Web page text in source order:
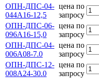
ОПН-ДПС-04-
044А16-12,5
цена по
запросу
ОПН-ДПС-06-
096А16-15,0
цена по
запросу
ОПН-ДПС-04-
006А08-7.0
цена по
запросу
ОПН-ДПС-12-
008А24-30.0
цена по
запросу